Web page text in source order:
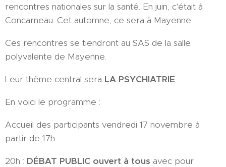
rencontres nationales sur la santé. En juin, c'était à
Concarneau. Cet automne, ce sera à Mayenne.
Ces rencontres se tiendront au SAS de la salle
polyvalente de Mayenne.
Leur thème central sera LA PSYCHIATRIE
En voici le programme :
Accueil des participants vendredi 17 novembre à
partir de 17h
20h : DÉBAT PUBLIC ouvert à tous avec pour